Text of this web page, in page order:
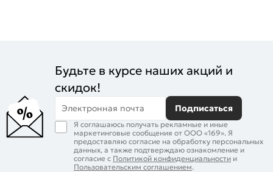
Будьте в курсе наших акций и
скидок!
Электронная почта Подписаться
Я соглашаюсь получать рекламные и иные
маркетинговые сообщения от ООО «169». Я
предоставляю согласие на обработку персональных
данных, а также подтверждаю ознакомление и
согласие с Политикой конфиденциальности и
Пользовательским соглашением.